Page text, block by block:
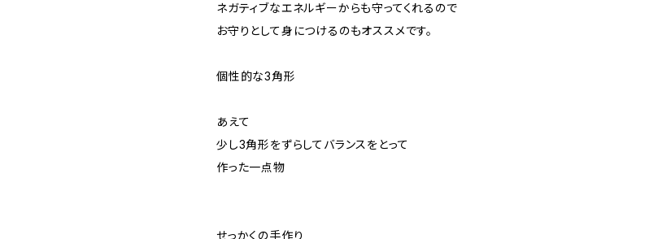
ネガティブなエネルギーからも守ってくれるので
お守りとして身につけるのもオススメです。
個性的な3角形
あえて
少し3角形をずらしてバランスをとって
作った一点物
せっかくの手作り